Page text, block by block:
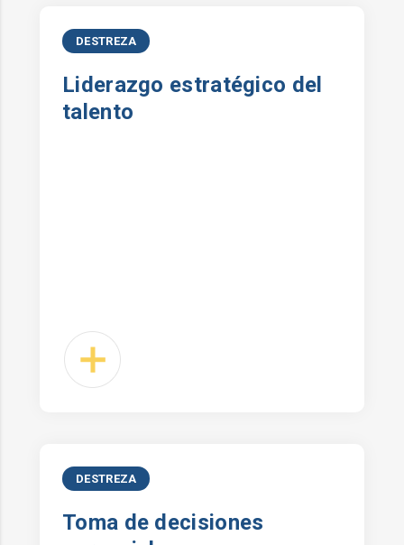
DESTREZA
Liderazgo estratégico del
talento
DESTREZA
Toma de decisiones